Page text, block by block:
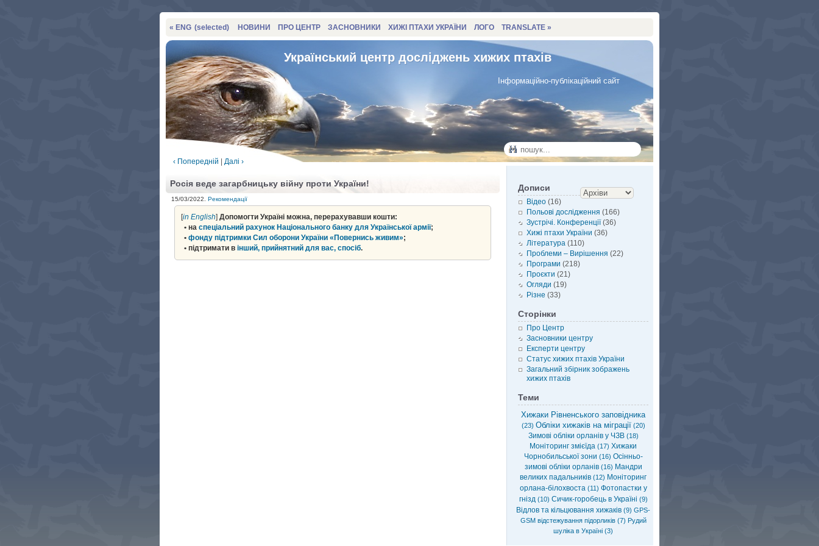
« ENG (selected) НОВИНИ ПРО ЦЕНТР ЗАСНОВНИКИ ХИЖІ ПТАХИ УКРАЇНИ ЛОГО TRANSLATE »
Український центр досліджень хижих птахів
Інформаційно-публікаційний сайт
‹ Попередній Далі ›
Росія веде загарбницьку війну проти України!
15/03/2022. Рекомендації
[in English] Допомогти Україні можна, перерахувавши кошти:
• на спеціальний рахунок Національного банку для Української армії;
• фонду підтримки Сил оборони України «Повернись живим»;
• підтримати в інший, прийнятний для вас, спосіб.
Дописи
Відео (16)
Польові дослідження (166)
Зустрічі. Конференції(36)
Хижі птахи України (36)
Література (110)
Проблеми – Вирішення (22)
Програми (218)
Проєкти (21)
Огляди (19)
Різне (33)
Сторінки
Про Центр
Засновники центру
Експерти центру
Статус хижих птахів України
Загальний збірник зображень
хижих птахів
Теми
Хижаки Рівненського заповідника
(23) Обліки хижаків на міграції(20)
Зимові обліки орланів у ЧЗВ(18)
Моніторинг змієїда (17) Хижаки
Чорнобильської зони (16) Осінньо-
зимові обліки орланів(16) Мандри
великих падальників (12) Моніторинг
орлана-білохвоста (11) Фотопастки у
гнізд (10) Сичик-горобець в Україні (9)
Відлов та кільцювання хижаків (9) GPS-
GSM відстежування підорликів(7) Рудий
шуліка в Україні (3)